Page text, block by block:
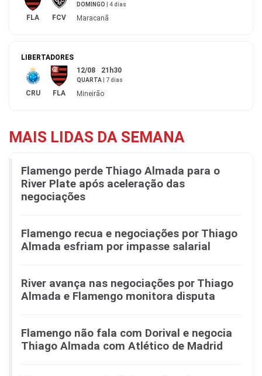
FLA FCV
DOMINGO 4 dias
Maracanã
LIBERTADORES
CRU FLA
12/08 21h30
QUARTA 7 dias
Mineirão
MAIS LIDAS DA SEMANA
Flamengo perde Thiago Almada para o
River Plate após aceleração das
negociações
Flamengo recua e negociações por Thiago
Almada esfriam por impasse salarial
River avança nas negociações por Thiago
Almada e Flamengo monitora disputa
Flamengo não fala com Dorival e negocia
Thiago Almada com Atlético de Madrid